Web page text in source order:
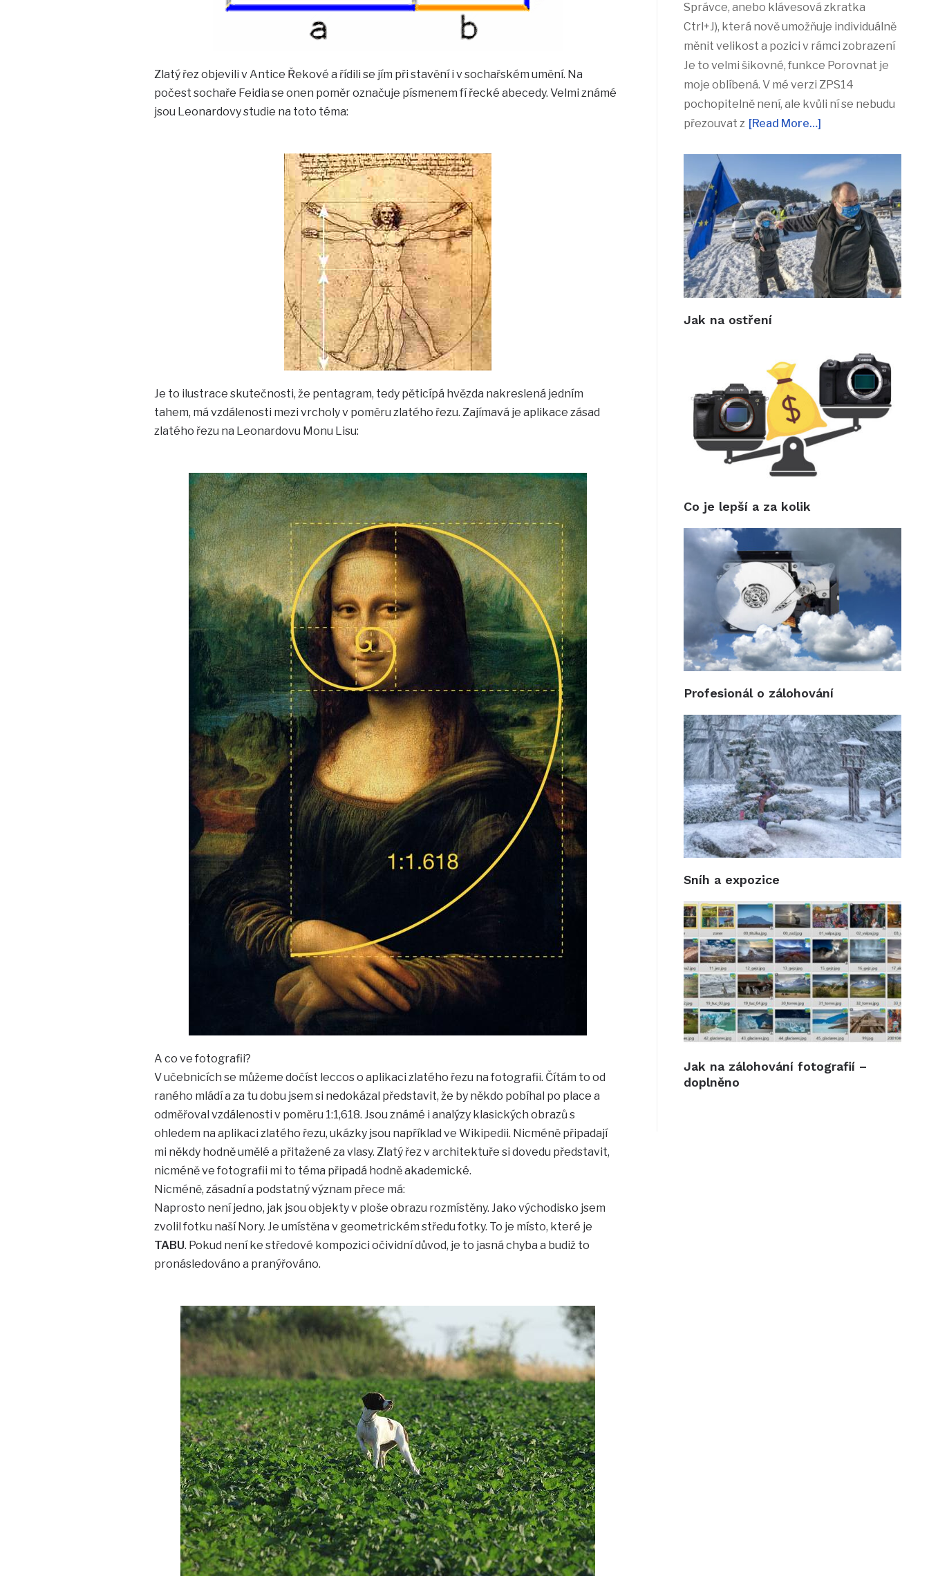
Zlatý řez objevili v Antice Řekové a řídili se jím při stavění i v sochařském umění. Na
počest sochaře Feidia se onen poměr označuje písmenem fí řecké abecedy. Velmi známé
jsou Leonardovy studie na toto téma:
Je to ilustrace skutečnosti, že pentagram, tedy pěticípá hvězda nakreslená jedním
tahem, má vzdálenosti mezi vrcholy v poměru zlatého řezu. Zajímavá je aplikace zásad
zlatého řezu na Leonardovu Monu Lisu:
A co ve fotografii?
V učebnicích se můžeme dočíst leccos o aplikaci zlatého řezu na fotografii. Čítám to od
raného mládí a za tu dobu jsem si nedokázal představit, že by někdo pobíhal po place a
odměřoval vzdálenosti v poměru 1:1,618. Jsou známé i analýzy klasických obrazů s
ohledem na aplikaci zlatého řezu, ukázky jsou například ve Wikipedii. Nicméně připadají
mi někdy hodně umělé a přitažené za vlasy. Zlatý řez v architektuře si dovedu představit,
nicméně ve fotografii mi to téma připadá hodně akademické.
Nicméně, zásadní a podstatný význam přece má:
Naprosto není jedno, jak jsou objekty v ploše obrazu rozmístěny. Jako východisko jsem
zvolil fotku naší Nory. Je umístěna v geometrickém středu fotky. To je místo, které je
TABU. Pokud není ke středové kompozici očividní důvod, je to jasná chyba a budiž to
pronásledováno a pranýřováno.
Správce, anebo klávesová zkratka
Ctrl+J), která nově umožňuje individuálně
měnit velikost a pozici v rámci zobrazení
Je to velmi šikovné, funkce Porovnat je
moje oblíbená. V mé verzi ZPS14
pochopitelně není, ale kvůli ní se nebudu
přezouvat z [Read More…]
Jak na ostření
Co je lepší a za kolik
Profesionál o zálohování
Sníh a expozice
Jak na zálohování fotografií –
doplněno